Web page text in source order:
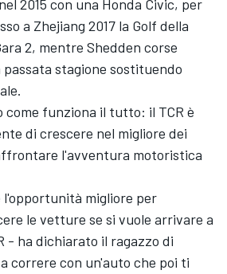
2015 con una Honda Civic, per
a Zhejiang 2017 la Golf della
2, mentre Shedden corse
stagione sostituendo
come funziona il tutto: il TCR è
di crescere nel migliore dei
l'avventura motoristica
l'opportunità migliore per
le vetture se si vuole arrivare a
- ha dichiarato il ragazzo di
correre con un'auto che poi ti